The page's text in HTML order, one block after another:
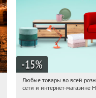
-15%
15:14:21
Любые товары во всей
сети и интернет-магазине